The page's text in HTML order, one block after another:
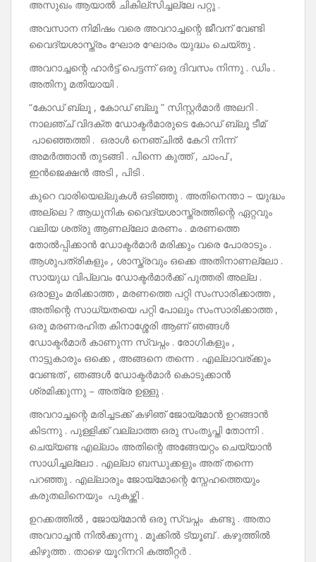
അസുഖം ആയാൽ ചികില്സിച്ചല്ലേ പറ്റൂ .
അവസാന നിമിഷം വരെ അവറാച്ചന്റെ ജീവന് വേണ്ടി
വൈദ്യശാസ്ത്രം ഘോര ഘോരം യുദ്ധം ചെയ്തു .
അവറാച്ചന്റെ ഹാർട്ട് പെട്ടന്ന് ഒരു ദിവസം നിന്നു . ഡിം .
അതിനു മതിയായി .
“കോഡ് ബ്ലൂ , കോഡ് ബ്ലൂ ” സിസ്റ്റർമാർ അലറി .
നാലഞ്ച് വിദക്ത ഡോക്ടർമാരുടെ കോഡ് ബ്ലൂ ടീമ്
പാഞ്ഞെത്തി . ഒരാൾ നെഞ്ചിൽ കേറി നിന്ന്
അമർത്താൻ തുടങ്ങി . പിന്നെ കുത്ത് , ചാംപ് ,
ഇൻജെക്ഷൻ അടി , പിടി .
കുറെ വാരിയെല്ലുകൾ ഒടിഞ്ഞു . അതിനെന്താ – യുദ്ധം
അല്ലെ ? ആധുനിക വൈദ്യശാസ്ത്രത്തിന്റെ ഏറ്റവും
വലിയ ശത്രു ആണല്ലോ മരണം . മരണത്തെ
തോൽപ്പിക്കാൻ ഡോക്ടർമാർ മരിക്കും വരെ പോരാടും .
ആശുപത്രികളും , ശാസ്ത്രവും ഒക്കെ അതിനാണല്ലോ .
സായുധ വിപ്ലവം ഡോക്ടർമാർക്ക് പുത്തരി അല്ല .
ഒരാളും മരിക്കാത്ത , മരണത്തെ പറ്റി സംസാരിക്കാത്ത ,
അതിന്റെ സാധ്യതയെ പറ്റി പോലും സംസാരിക്കാത്ത ,
ഒരു മരണരഹിത കിനാശ്ശേരി ആണ് ഞങ്ങൾ
ഡോക്ടർമാർ കാണുന്ന സ്വപ്നം . രോഗികളും ,
നാട്ടുകാരും ഒക്കെ , അങ്ങനെ തന്നെ . എല്ലാവര്ക്കും
വേണ്ടത് , ഞങ്ങൾ ഡോക്ടർമാർ കൊടുക്കാൻ
ശ്രമിക്കുന്നു – അത്രേ ഉള്ളു .
അവറാച്ചന്റെ മരിച്ചടക്ക് കഴിഞ് ജോയ്മോൻ ഉറങ്ങാൻ
കിടന്നു . പുള്ളിക്ക് വല്ലാത്ത ഒരു സംതൃപ്തി തോന്നി .
ചെയ്യണ്ട എല്ലാം അതിന്റെ അങ്ങേയറ്റം ചെയ്യാൻ
സാധിച്ചല്ലോ . എല്ലാ ബന്ധുക്കളും അത് തന്നെ
പറഞ്ഞു . എല്ലാരും ജോയ്മോന്റെ സ്നേഹത്തെയും
കരുതലിനെയും പുകഴ്ത്തി .
ഉറക്കത്തിൽ , ജോയ്മോൻ ഒരു സ്വപ്നം കണ്ടു . അതാ
അവറാച്ചൻ നിൽക്കുന്നു . മൂക്കിൽ ട്യൂബ് . കഴുത്തിൽ
കിഴുത്ത . താഴെ യൂറിനറി കത്തീറ്റർ .